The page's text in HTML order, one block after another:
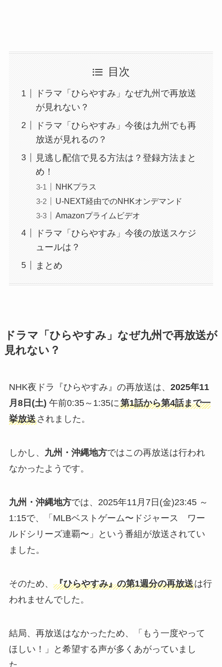
目次
ドラマ「ひらやすみ」なぜ九州で再放送
が見れない？
ドラマ「ひらやすみ」今後は九州でも再
放送が見れるの？
見逃し配信で見る方法は？登録方法まと
め！
NHKプラス
U-NEXT経由でのNHKオンデマンド
Amazonプライムビデオ
ドラマ「ひらやすみ」今後の放送スケジ
ュールは？
まとめ
ドラマ「ひらやすみ」なぜ九州で再放送が
見れない？
NHK夜ドラ『ひらやすみ』の再放送は、 2025年11
月8日(土) 午前0:35～1:35に第1話から第4話まで一
挙放送されました。
しかし、 九州・沖縄地方ではこの再放送は行われ
なかったようです。
九州・沖縄地方では、2025年11月7日(金)23:45 ～
1:15で、「MLBベストゲーム〜ドジャース ワー
ルドシリーズ連覇〜」という番組が放送されてい
ました。
そのため、 『ひらやすみ』の第1週分の再放送は行
われませんでした。
結局、再放送はなかったため、「もう一度やって
ほしい！」と希望する声が多くあがっていまし
た。